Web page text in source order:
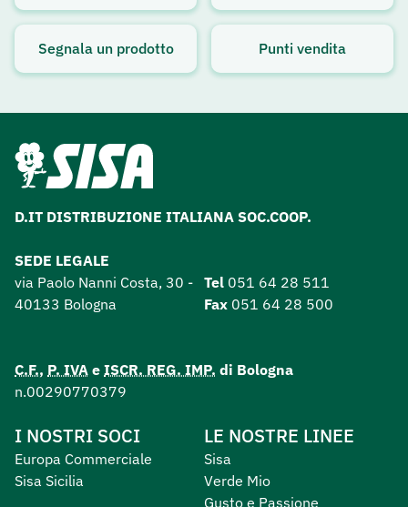
Avviso attivo
Segnala un prodotto Punti vendita
D.IT DISTRIBUZIONE ITALIANA SOC.COOP.
SEDE LEGALE
via Paolo Nanni Costa, 30 -
40133 Bologna
Tel 051 64 28 511
Fax 051 64 28 500
C.F., P. IVA e ISCR. REG. IMP. di Bologna
n.00290770379
I NOSTRI SOCI
Europa Commerciale
Sisa Sicilia
LE NOSTRE LINEE
Sisa
Verde Mio
Gusto e Passione